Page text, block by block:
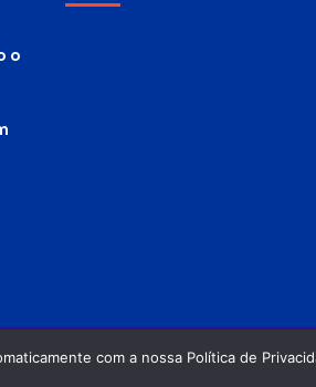
o
Política de privacidade
Termos
com a nossa Política de